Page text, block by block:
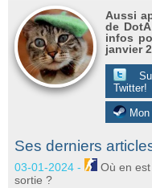
Aussi
de
infos
janvier
Twitter!
Ses derniers
03-01-2024 -
Où en
sortie ?